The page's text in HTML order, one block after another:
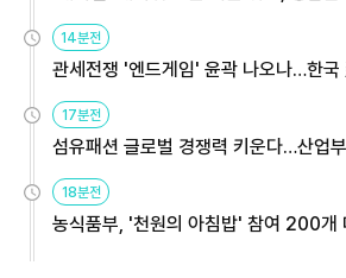
14분전
관세전쟁 '엔드게임' 윤곽 나오나…한국
용해야
17분전
섬유패션 글로벌 경쟁력 키운다…산업
원
18분전
농식품부, '천원의 아침밥' 참여 200개